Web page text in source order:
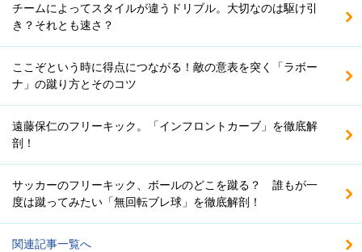
チームによってスタイルが違うドリブル。大切なのは駆け引
き？それとも速さ？
ここぞという時に得点につながる！敵の意表を突く「ラボー
ナ」の蹴り方とそのコツ
遠藤保仁のフリーキック。「インフロントカーブ」を徹底解
剖！
サッカーのフリーキック、ボールのどこを蹴る？ 誰もが一
度は蹴ってみたい「無回転ブレ球」を徹底解剖！
関連記事一覧へ